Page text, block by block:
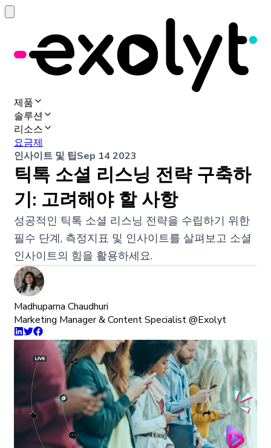
제품
솔루션
리소스
요금제
인사이트 및 팁Sep 14 2023
틱톡 소셜 리스닝 전략 구축하
기: 고려해야 할 사항
성공적인 틱톡 소셜 리스닝 전략을 수립하기 위한
필수 단계, 측정지표 및 인사이트를 살펴보고 소셜
인사이트의 힘을 활용하세요.
Madhuparna Chaudhuri
Marketing Manager & Content Specialist @Exolyt